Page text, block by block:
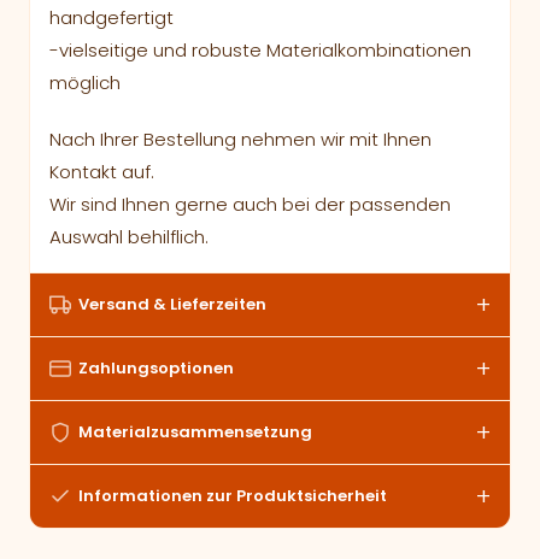
handgefertigt
-vielseitige und robuste Materialkombinationen
möglich
Nach Ihrer Bestellung nehmen wir mit Ihnen
Kontakt auf.
Wir sind Ihnen gerne auch bei der passenden
Auswahl behilflich.
Versand & Lieferzeiten
Zahlungsoptionen
Materialzusammensetzung
Informationen zur Produktsicherheit